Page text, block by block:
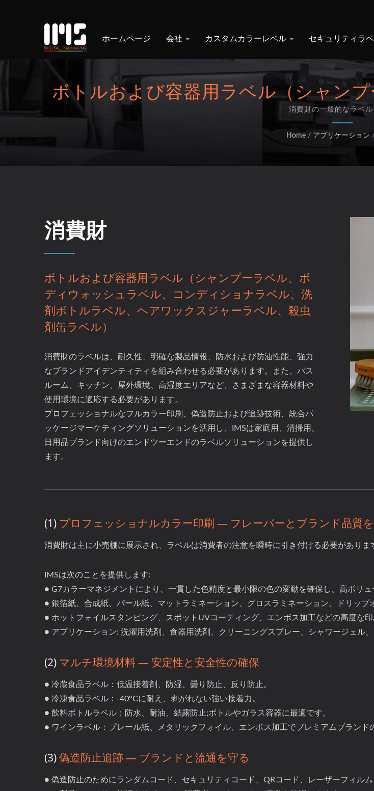
ホームページ 会社 カスタムカラーレベル セキュリティラ
ボトルおよび容器用ラベル（シャン
ベル、コンディショナラベル、洗剤
ーラベル、殺虫剤
消費財の一般的なラベ
Home / アプリケーション /
消費財
ボトルおよび容器用ラベル（シャンプーラベル、ボ
ディウォッシュラベル、コンディショナラベル、洗
剤ボトルラベル、ヘアワックスジャーラベル、殺虫
剤缶ラベル）
消費財のラベルは、耐久性、明確な製品情報、防水および防油性能、強力
なブランドアイデンティティを組み合わせる必要があります。また、バス
ルーム、キッチン、屋外環境、高湿度エリアなど、さまざまな容器材料や
使用環境に適応する必要があります。
プロフェッショナルなフルカラー印刷、偽造防止および追跡技術、統合パ
ッケージマーケティングソリューションを活用し、IMSは家庭用、清掃用、
日用品ブランド向けのエンドツーエンドのラベルソリューションを提供し
ます。
(1) プロフェッショナルカラー印刷 — フレーバーとブランド品質
消費財は主に小売棚に展示され、ラベルは消費者の注意を瞬時に引き付ける必要がありま
IMSは次のことを提供します:
● G7カラーマネジメントにより、一貫した色精度と最小限の色の変動を確保し、高ボリュ
● 銀箔紙、合成紙、パール紙、マットラミネーション、グロスラミネーション、ドリッ
● ホットフォイルスタンピング、スポットUVコーティング、エンボス加工などの高度な印
● アプリケーション: 洗濯用洗剤、食器用洗剤、クリーニングスプレー、シャワージェル
(2) マルチ環境材料 — 安定性と安全性の確保
● 冷蔵食品ラベル：低温接着剤、防湿、曇り防止、反り防止。
● 冷凍食品ラベル：-40°Cに耐え、剥がれない強い接着力。
● 飲料ボトルラベル：防水、耐油、結露防止;ボトルやガラス容器に最適です。
● ワインラベル：プレール紙、メタリックフォイル、エンボス加工でプレミアムブランド
(3)偽造防止追跡 — ブランドと流通を守る
● 偽造防止のためにランダムコード、セキュリティコード、QRコード、レーザーフィルム